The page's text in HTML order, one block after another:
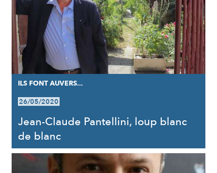
ILS FONT AUVERS...
26/05/2020
Jean-Claude Pantellini, loup blanc
de blanc